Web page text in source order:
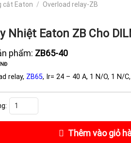
cắt Eaton / Overload relay-ZB
Nhiệt Eaton ZB Cho
phẩm: ZB65-40
relay, ZB65, Ir= 24 – 40 A, 1 N/O, 1 N/
Eaton ZB cho DILM, ZB65-40 số lượng
Thêm vào giỏ